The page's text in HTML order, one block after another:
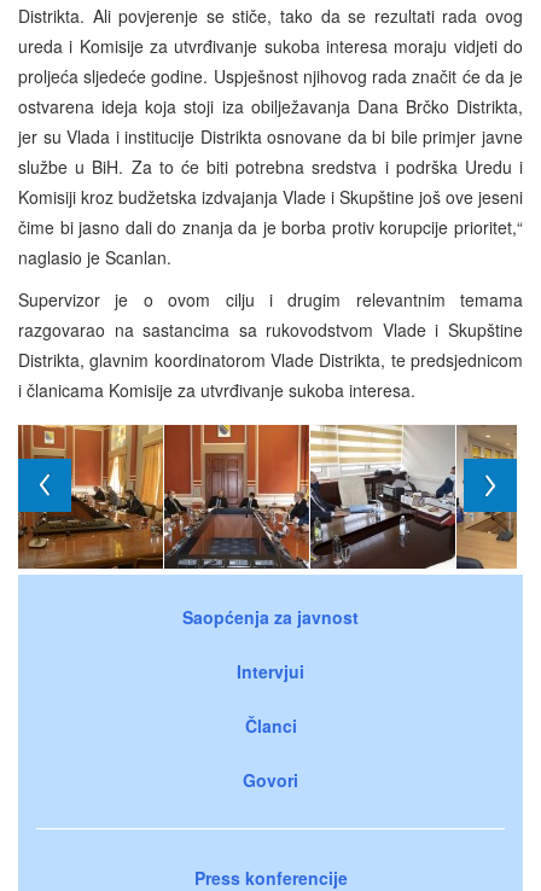
Distrikta. Ali povjerenje se stiče, tako da se rezultati rada ovog
ureda i Komisije za utvrđivanje sukoba interesa moraju vidjeti do
proljeća sljedeće godine. Uspješnost njihovog rada značit će da je
ostvarena ideja koja stoji iza obilježavanja Dana Brčko Distrikta,
jer su Vlada i institucije Distrikta osnovane da bi bile primjer javne
službe u BiH. Za to će biti potrebna sredstva i podrška Uredu i
Komisiji kroz budžetska izdvajanja Vlade i Skupštine još ove jeseni
čime bi jasno dali do znanja da je borba protiv korupcije prioritet,“
naglasio je Scanlan.
Supervizor je o ovom cilju i drugim relevantnim temama
razgovarao na sastancima sa rukovodstvom Vlade i Skupštine
Distrikta, glavnim koordinatorom Vlade Distrikta, te predsjednicom
i članicama Komisije za utvrđivanje sukoba interesa.
Saopćenja za javnost
Intervjui
Članci
Govori
Press konferencije